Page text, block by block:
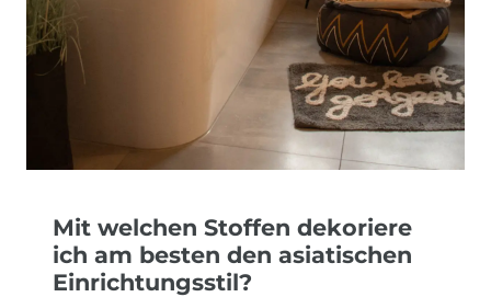
Mit welchen Stoffen dekoriere
ich am besten den asiatischen
Einrichtungsstil?